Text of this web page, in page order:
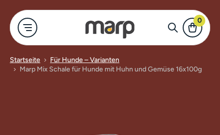
0
Für
Für
Merch
Startseite
Für Hunde – Varianten
Marp Mix Schale für Hunde mit Huhn und Gemüse 16x100g